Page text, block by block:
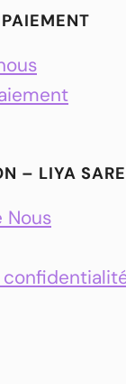
– LIYA
Nous